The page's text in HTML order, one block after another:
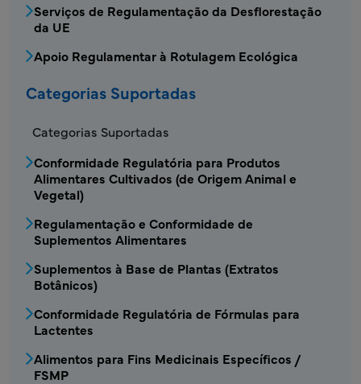
Serviços de Regulamentação da Desflorestação
da UE
Apoio Regulamentar à Rotulagem Ecológica
Categorias Suportadas
Categorias Suportadas
Conformidade Regulatória para Produtos
Alimentares Cultivados (de Origem Animal e
Vegetal)
Regulamentação e Conformidade de
Suplementos Alimentares
Suplementos à Base de Plantas (Extratos
Botânicos)
Conformidade Regulatória de Fórmulas para
Lactentes
Alimentos para Fins Medicinais Específicos /
FSMP